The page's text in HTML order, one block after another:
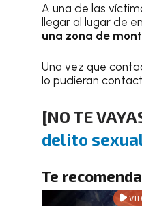
A una de las
llegar al lugar de
una zona de
Una vez que
lo pudieran
[NO TE
delito
Te